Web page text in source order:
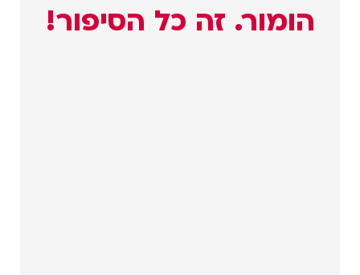
הומור. זה כל הסיפור!